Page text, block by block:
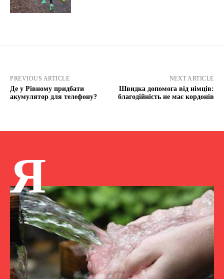
PREVIOUS ARTICLE
Де у Рівному придбати
акумулятор для телефону?
NEXT ARTICLE
Швидка допомога від німців:
благодійність не має кордонів
Я